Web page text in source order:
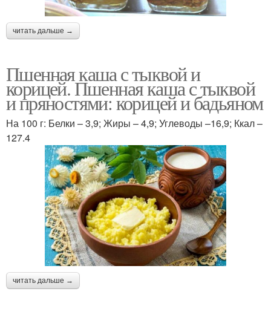
читать дальше →
Пшенная каша с тыквой и
корицей. Пшенная каша с тыквой
и пряностями: корицей и бадьяном
На 100 г: Белки – 3,9; Жиры – 4,9; Углеводы –16,9; Ккал –
127.4
читать дальше →